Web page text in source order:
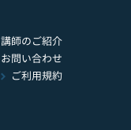
講師のご紹介
お問い合わせ
ご利用規約